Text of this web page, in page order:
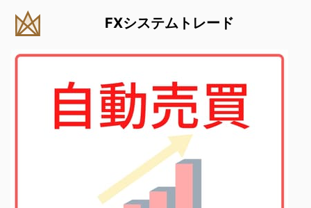
FXシステムトレード